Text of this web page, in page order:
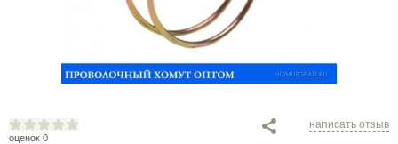
оценок 0
написать отзыв